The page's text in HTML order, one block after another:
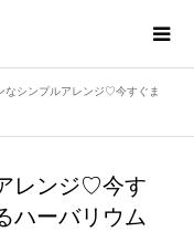
なシンプルアレンジ♡今すぐま
レンジ♡今す
ハーバリウム